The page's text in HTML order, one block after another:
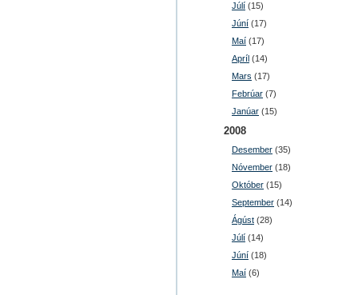
Júlí (15)
Júní (17)
Maí (17)
Apríl (14)
Mars (17)
Febrúar (7)
Janúar (15)
2008
Desember (35)
Nóvember (18)
Október (15)
September (14)
Ágúst (28)
Júlí (14)
Júní (18)
Maí (6)